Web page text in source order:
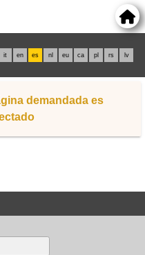
it en es nl eu ca pl rs lv
demandada es